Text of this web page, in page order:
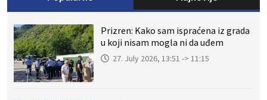
Prizren: Kako sam ispraćena iz grada
u koji nisam mogla ni da uđem
27. July 2026, 13:51 -> 11:15